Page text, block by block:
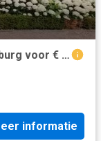
Huis te koop Oude Rielseweg 1 in Tilburg voor € 1.249.000
informatie